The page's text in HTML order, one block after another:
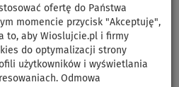
ofertę do Państwa
momencie przycisk "Akceptuję",
to, aby Wioslujcie.pl i firmy
do optymalizacji strony
użytkowników i wyświetlania
Odmowa
12'2
COMBO model